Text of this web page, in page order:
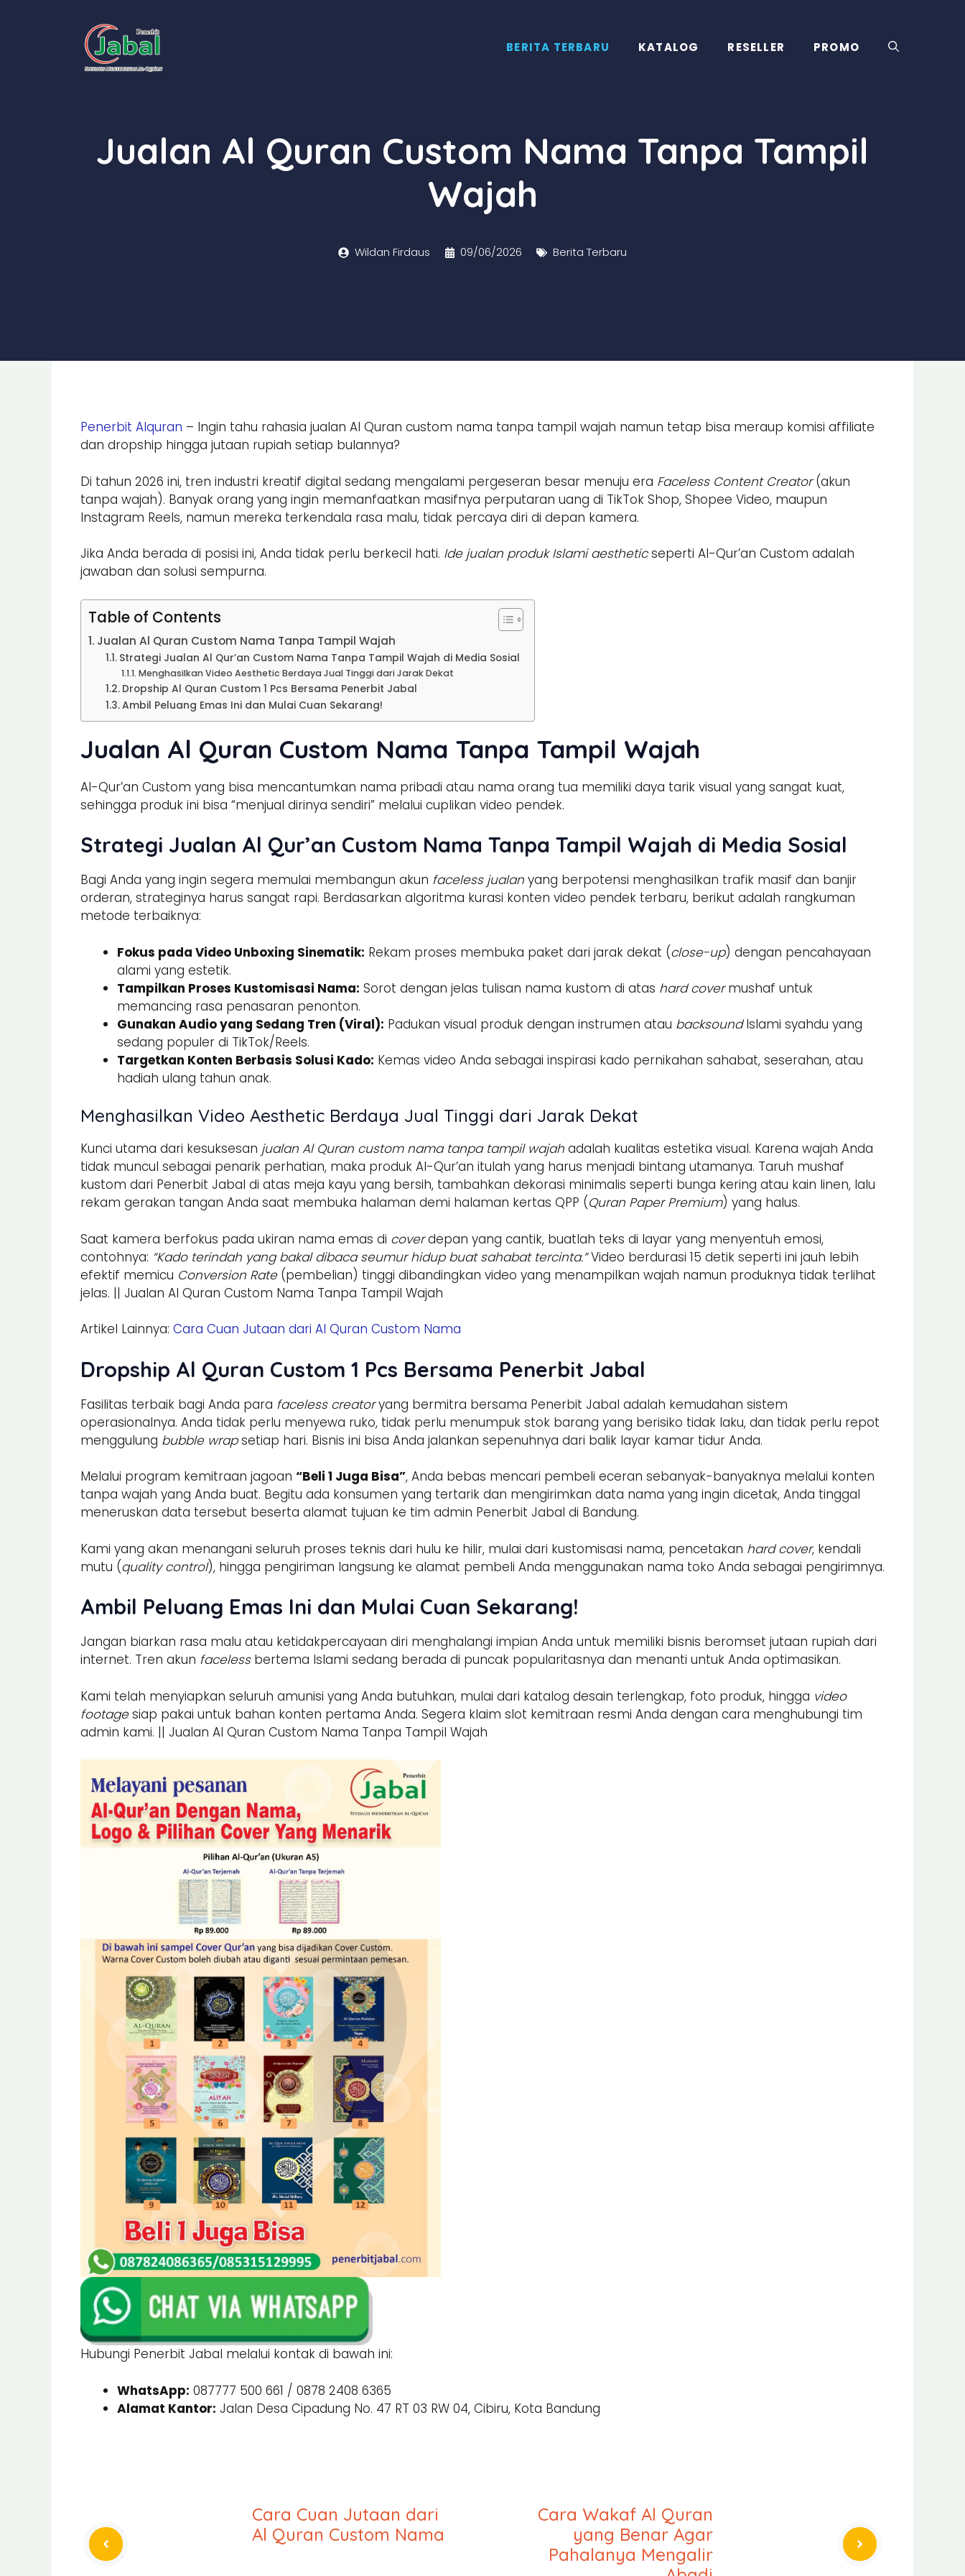
BERITA TERBARU KATALOG RESELLER PROMO
Jualan Al Quran Custom Nama Tanpa Tampil
Wajah
Wildan Firdaus 09/06/2026 Berita Terbaru
Penerbit Alquran – Ingin tahu rahasia jualan Al Quran custom nama tanpa tampil wajah namun tetap bisa meraup komisi affiliate
dan dropship hingga jutaan rupiah setiap bulannya?
Di tahun 2026 ini, tren industri kreatif digital sedang mengalami pergeseran besar menuju era Faceless Content Creator(akun
tanpa wajah). Banyak orang yang ingin memanfaatkan masifnya perputaran uang di TikTok Shop, Shopee Video, maupun
Instagram Reels, namun mereka terkendala rasa malu, tidak percaya diri di depan kamera.
Jika Anda berada di posisi ini, Anda tidak perlu berkecil hati. Ide jualan produk Islami aestheticseperti Al-Qur’an Custom adalah
jawaban dan solusi sempurna.
Table of Contents
Jualan Al Quran Custom Nama Tanpa Tampil Wajah
Strategi Jualan Al Qur’an Custom Nama Tanpa Tampil Wajah di Media Sosial
Menghasilkan Video Aesthetic Berdaya Jual Tinggi dari Jarak Dekat
Dropship Al Quran Custom 1 Pcs Bersama Penerbit Jabal
Ambil Peluang Emas Ini dan Mulai Cuan Sekarang!
Jualan Al Quran Custom Nama Tanpa Tampil Wajah
Al-Qur’an Custom yang bisa mencantumkan nama pribadi atau nama orang tua memiliki daya tarik visual yang sangat kuat,
sehingga produk ini bisa “menjual dirinya sendiri” melalui cuplikan video pendek.
Strategi Jualan Al Qur’an Custom Nama Tanpa Tampil Wajah di Media Sosial
Bagi Anda yang ingin segera memulai membangun akun faceless jualan yang berpotensi menghasilkan trafik masif dan banjir
orderan, strateginya harus sangat rapi. Berdasarkan algoritma kurasi konten video pendek terbaru, berikut adalah rangkuman
metode terbaiknya:
Fokus pada Video Unboxing Sinematik: Rekam proses membuka paket dari jarak dekat (close-up) dengan pencahayaan
alami yang estetik.
Tampilkan Proses Kustomisasi Nama: Sorot dengan jelas tulisan nama kustom di atas hard covermushaf untuk
memancing rasa penasaran penonton.
Gunakan Audio yang Sedang Tren (Viral): Padukan visual produk dengan instrumen atau backsoundIslami syahdu yang
sedang populer di TikTok/Reels.
Targetkan Konten Berbasis Solusi Kado: Kemas video Anda sebagai inspirasi kado pernikahan sahabat, seserahan, atau
hadiah ulang tahun anak.
Menghasilkan Video Aesthetic Berdaya Jual Tinggi dari Jarak Dekat
Kunci utama dari kesuksesan jualan Al Quran custom nama tanpa tampil wajah adalah kualitas estetika visual. Karena wajah Anda
tidak muncul sebagai penarik perhatian, maka produk Al-Qur’an itulah yang harus menjadi bintang utamanya. Taruh mushaf
kustom dari Penerbit Jabal di atas meja kayu yang bersih, tambahkan dekorasi minimalis seperti bunga kering atau kain linen, lalu
rekam gerakan tangan Anda saat membuka halaman demi halaman kertas QPP (Quran Paper Premium) yang halus.
Saat kamera berfokus pada ukiran nama emas di coverdepan yang cantik, buatlah teks di layar yang menyentuh emosi,
contohnya: “Kado terindah yang bakal dibaca seumur hidup buat sahabat tercinta.”Video berdurasi 15 detik seperti ini jauh lebih
efektif memicu Conversion Rate(pembelian) tinggi dibandingkan video yang menampilkan wajah namun produknya tidak terlihat
jelas. || Jualan Al Quran Custom Nama Tanpa Tampil Wajah
Artikel Lainnya: Cara Cuan Jutaan dari Al Quran Custom Nama
Dropship Al Quran Custom 1 Pcs Bersama Penerbit Jabal
Fasilitas terbaik bagi Anda para faceless creatoryang bermitra bersama Penerbit Jabal adalah kemudahan sistem
operasionalnya. Anda tidak perlu menyewa ruko, tidak perlu menumpuk stok barang yang berisiko tidak laku, dan tidak perlu repot
menggulung bubble wrapsetiap hari. Bisnis ini bisa Anda jalankan sepenuhnya dari balik layar kamar tidur Anda.
Melalui program kemitraan jagoan “Beli 1 Juga Bisa”, Anda bebas mencari pembeli eceran sebanyak-banyaknya melalui konten
tanpa wajah yang Anda buat. Begitu ada konsumen yang tertarik dan mengirimkan data nama yang ingin dicetak, Anda tinggal
meneruskan data tersebut beserta alamat tujuan ke tim admin Penerbit Jabal di Bandung.
Kami yang akan menangani seluruh proses teknis dari hulu ke hilir, mulai dari kustomisasi nama, pencetakan hard cover, kendali
mutu (quality control), hingga pengiriman langsung ke alamat pembeli Anda menggunakan nama toko Anda sebagai pengirimnya.
Ambil Peluang Emas Ini dan Mulai Cuan Sekarang!
Jangan biarkan rasa malu atau ketidakpercayaan diri menghalangi impian Anda untuk memiliki bisnis beromset jutaan rupiah dari
internet. Tren akun facelessbertema Islami sedang berada di puncak popularitasnya dan menanti untuk Anda optimasikan.
Kami telah menyiapkan seluruh amunisi yang Anda butuhkan, mulai dari katalog desain terlengkap, foto produk, hingga video
footagesiap pakai untuk bahan konten pertama Anda. Segera klaim slot kemitraan resmi Anda dengan cara menghubungi tim
admin kami. || Jualan Al Quran Custom Nama Tanpa Tampil Wajah
Hubungi Penerbit Jabal melalui kontak di bawah ini:
WhatsApp: 087777 500 661 / 0878 2408 6365
Alamat Kantor: Jalan Desa Cipadung No. 47 RT 03 RW 04, Cibiru, Kota Bandung
Cara Cuan Jutaan dari
Al Quran Custom Nama
Cara Wakaf Al Quran
yang Benar Agar
Pahalanya Mengalir